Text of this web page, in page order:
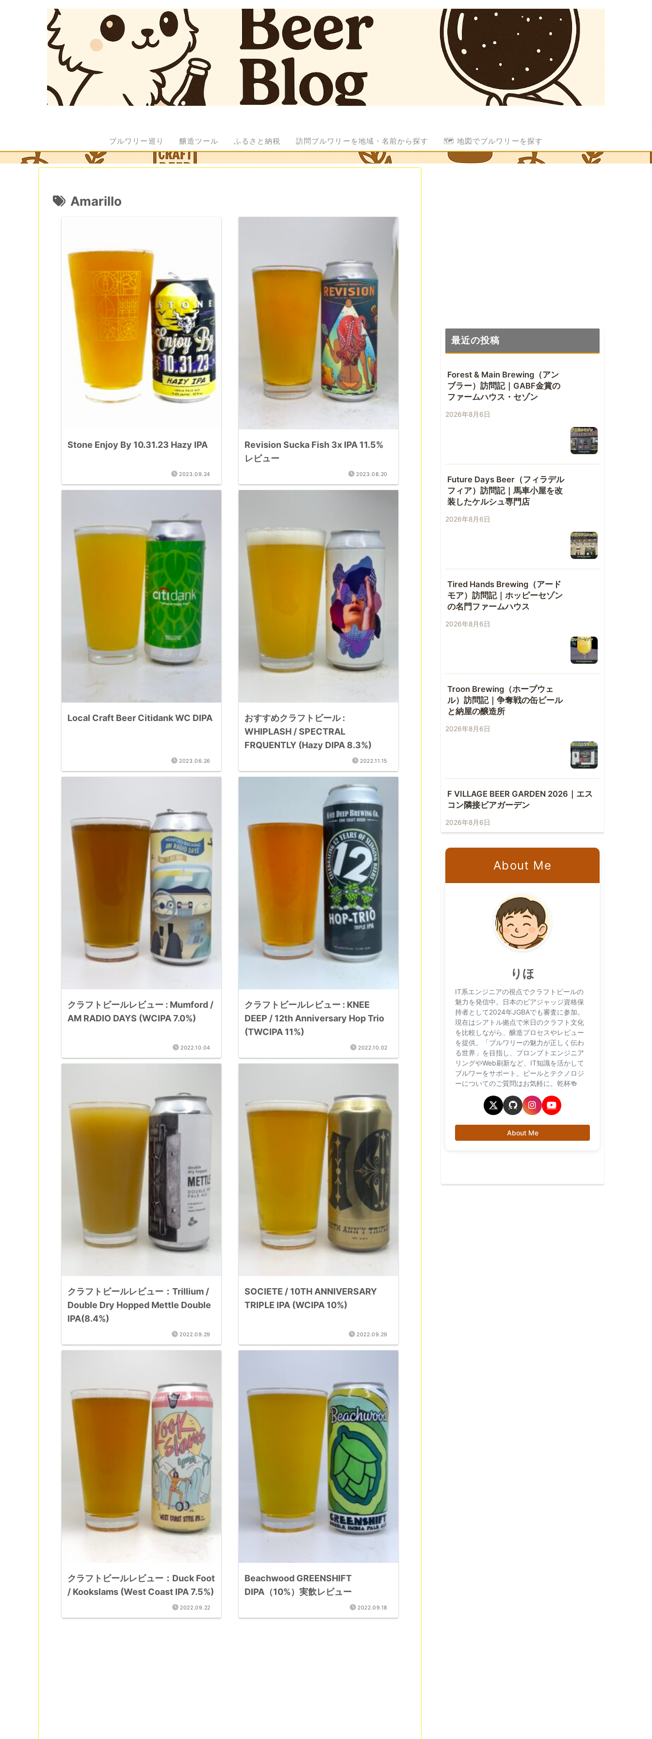
ブルワリー巡り 醸造ツール ふるさと納税 訪問ブルワリーを地域・名前から探す 🗺️ 地図でブルワリーを探す
Amarillo
Stone Enjoy By 10.31.23 Hazy IPA
2023.09.24
Revision Sucka Fish 3x IPA 11.5%
レビュー
2023.08.20
Local Craft Beer Citidank WC DIPA
2023.06.26
おすすめクラフトビール :
WHIPLASH / SPECTRAL
FRQUENTLY (Hazy DIPA 8.3%)
2022.11.15
クラフトビールレビュー : Mumford /
AM RADIO DAYS (WCIPA 7.0%)
2022.10.04
クラフトビールレビュー : KNEE
DEEP / 12th Anniversary Hop Trio
(TWCIPA 11%)
2022.10.02
クラフトビールレビュー：Trillium /
Double Dry Hopped Mettle Double
IPA(8.4%)
2022.09.29
SOCIETE / 10TH ANNIVERSARY
TRIPLE IPA (WCIPA 10%)
2022.09.29
クラフトビールレビュー：Duck Foot
/ Kookslams (West Coast IPA 7.5%)
2022.09.22
Beachwood GREENSHIFT
DIPA（10%）実飲レビュー
2022.09.18
最近の投稿
Forest & Main Brewing（アン
ブラー）訪問記｜GABF金賞の
ファームハウス・セゾン
2026年8月6日
Future Days Beer（フィラデル
フィア）訪問記｜馬車小屋を改
装したケルシュ専門店
2026年8月6日
Tired Hands Brewing（アード
モア）訪問記｜ホッピーセゾン
の名門ファームハウス
2026年8月6日
Troon Brewing（ホープウェ
ル）訪問記｜争奪戦の缶ビール
と納屋の醸造所
2026年8月6日
F VILLAGE BEER GARDEN 2026｜エス
コン隣接ビアガーデン
2026年8月6日
About Me
りほ
IT系エンジニアの視点でクラフトビールの
魅力を発信中。日本のビアジャッジ資格保
持者として2024年JGBAでも審査に参加。
現在はシアトル拠点で米日のクラフト文化
を比較しながら、醸造プロセスやレビュー
を提供。「ブルワリーの魅力が正しく伝わ
る世界」を目指し、プロンプトエンジニア
リングやWeb刷新など、IT知識を活かして
ブルワーをサポート。ビールとテクノロジ
ーについてのご質問はお気軽に。乾杯🍻
About Me